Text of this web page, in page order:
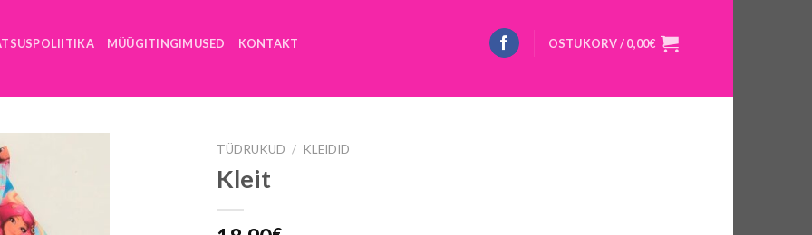
MÜÜGITINGIMUSED KONTAKT OSTUKORV /0,00€
TÜDRUKUD / KLEIDID
Kleit